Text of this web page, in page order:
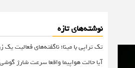
نوشته‌های تازه
تک تراپی با مینا؛ ناگفته‌های فعالیت
آیا حالت هواپیما واقعا سرعت شارژ